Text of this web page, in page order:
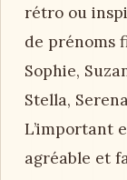
rétro ou
de prénoms
Sophie,
Stella,
L’important
agréable et